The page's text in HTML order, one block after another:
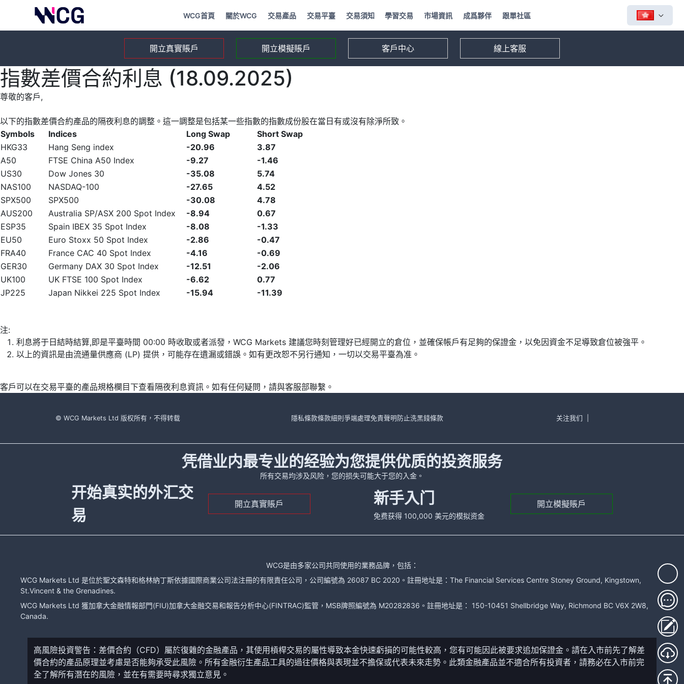
WCG首頁 關於WCG 交易產品 交易平臺 交易須知 學習交易 市場資訊 成爲夥伴 跟單社區
開立真實賬戶 開立模擬賬戶 客戶中心 線上客服
指數差價合約利息 (18.09.2025)
尊敬的客戶,
以下的指數差價合約產品的隔夜利息的調整。這一調整是包括某一些指數的指數成份股在當日有或沒有除淨所致。
Symbols
Indices Long Swap
Short Swap
HKG33
Hang Seng index -20.96
3.87
A50
FTSE China A50 Index -9.27
-1.46
US30
Dow Jones 30 -35.08
5.74
NAS100
NASDAQ-100 -27.65
4.52
SPX500
SPX500 -30.08
4.78
AUS200
Australia SP/ASX 200 Spot Index -8.94
0.67
ESP35
Spain IBEX 35 Spot Index -8.08
-1.33
EU50
Euro Stoxx 50 Spot Index -2.86
-0.47
FRA40
France CAC 40 Spot Index -4.16
-0.69
GER30
Germany DAX 30 Spot Index -12.51
-2.06
UK100
UK FTSE 100 Spot Index -6.62
0.77
JP225
Japan Nikkei 225 Spot Index -15.94 -11.39
注:
利息將于日結時結算,即是平臺時間 00:00 時收取或者派發，WCG Markets 建議您時刻管理好已經開立的倉位，並確保帳戶有足夠的保證金，以免因資金不足導致倉位被強平。
以上的資訊是由流通量供應商 (LP) 提供，可能存在遺漏或錯誤。如有更改恕不另行通知，一切以交易平臺為准。
客戶可以在交易平臺的產品規格欄目下查看隔夜利息資訊。如有任何疑問，請與客服部聯繫。
© WCG Markets Ltd 版权所有，不得转载 隱私條款條款細則 爭端處理免責聲明 防止洗黑錢條款 关注我们
凭借业内最专业的经验为您提供优质的投资服务
所有交易均涉及风险，您的损失可能大于您的入金。
开始真实的外汇交
易
開立真實賬戶 新手入门
免费获得 100,000 美元的模拟资金
開立模擬賬戶
WCG是由多家公司共同使用的業務品牌，包括：
WCG Markets Ltd 是位於聖文森特和格林納丁斯依據國際商業公司法注冊的有限責任公司，公司編號為 26087 BC 2020。註冊地址是：The Financial Services Centre Stoney Ground, Kingstown,
St.Vincent & the Grenadines.
WCG Markets Ltd 獲加拿大金融情報部門(FIU)加拿大金融交易和報告分析中心(FINTRAC)監管，MSB牌照編號為 M20282836。註冊地址是： 150-10451 Shellbridge Way, Richmond BC V6X 2W8,
Canada.
高風險投資警告：差價合約（CFD）屬於復雜的金融產品，其使用槓桿交易的屬性導致本金快速虧損的可能性較高，您有可能因此被要求追加保證金。請在入市前先了解差
價合約的產品原理並考慮是否能夠承受此風險。所有金融衍生產品工具的過往價格與表現並不擔保或代表未來走勢。此類金融產品並不適合所有投資者，請務必在入市前完
全了解所有潛在的風險，並在有需要時尋求獨立意見。